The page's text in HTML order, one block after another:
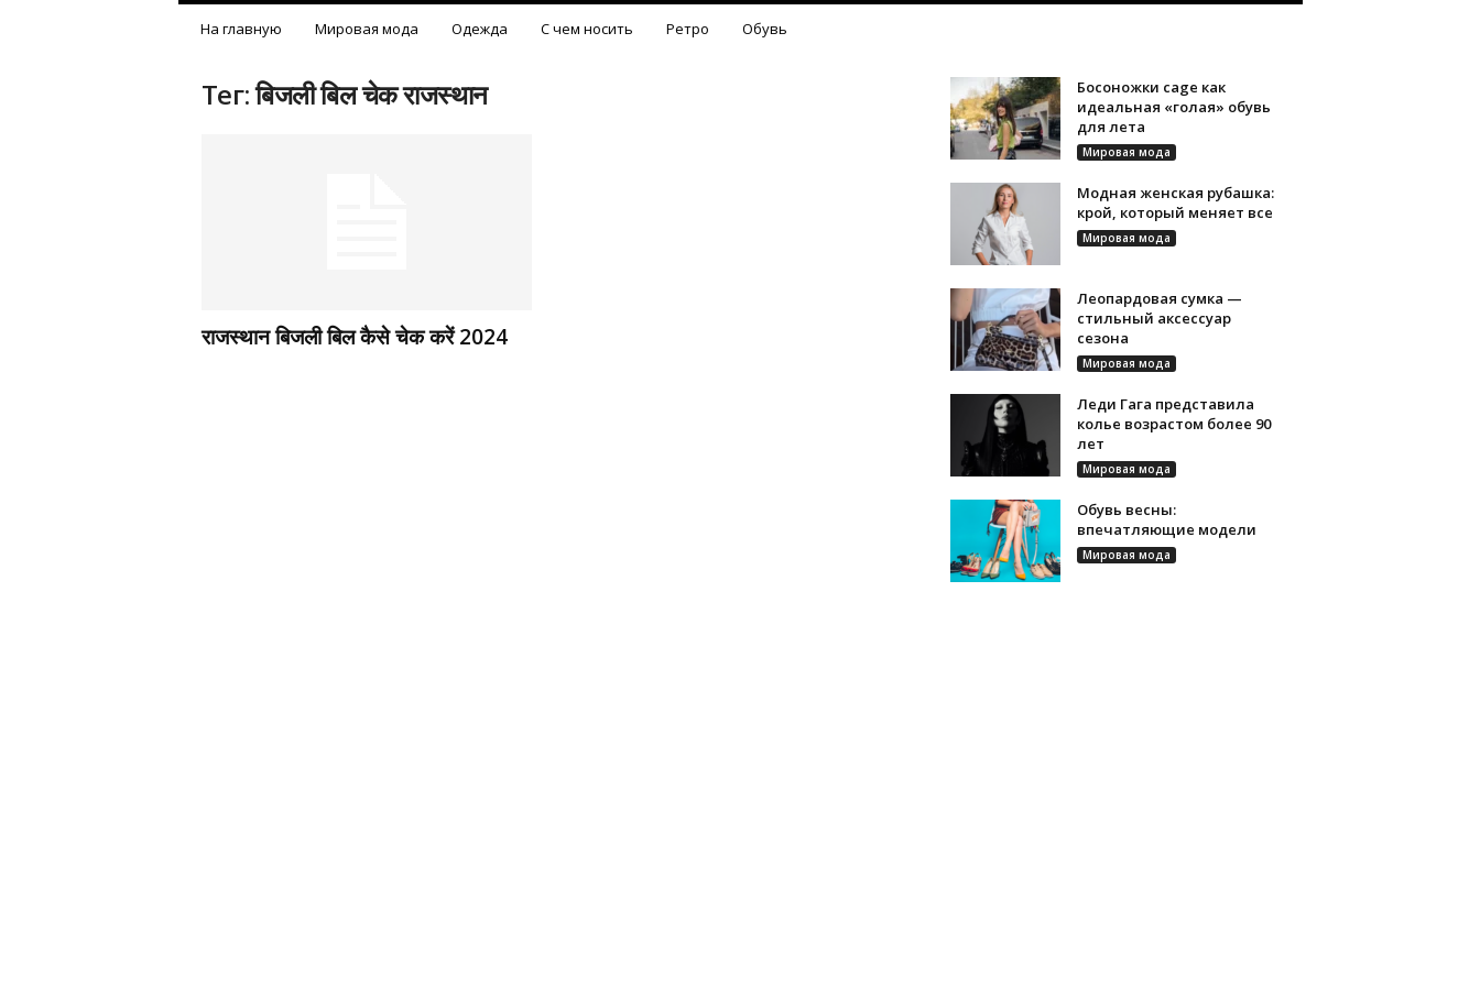
На главную Мировая мода Одежда С чем носить Ретро Обувь
Тег: बिजली बिल चेक राजस्थान
राजस्थान बिजली बिल कैसे चेक करें 2024
Босоножки cage как
идеальная «голая» обувь
для лета
Мировая мода
Модная женская рубашка:
крой, который меняет все
Мировая мода
Леопардовая сумка —
стильный аксессуар
сезона
Мировая мода
Леди Гага представила
колье возрастом более 90
лет
Мировая мода
Обувь весны:
впечатляющие модели
Мировая мода